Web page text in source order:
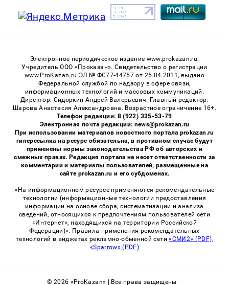
Электронное периодическое издание www.prokazan.ru.
Учредитель ООО «Проказан». Cвидетельство о регистрации
www.ProKazan.ru ЭЛ № ФС77-44757 от 25.04.2011, выдано
Федеральной службой по надзору в сфере связи,
информационных технологий и массовых коммуникаций.
Директор: Сидоркин Андрей Валерьевич. Главный редактор:
Шарова Анастасия Александровна. Возрастное ограничение 16+.
Телефон редакции: 8 (922) 335-53-79
Электронная почта редакции: news@prokazan.ru
При использовании материалов новостного портала prokazan.ru
гиперссылка на ресурс обязательна, в противном случае будут
применены нормы законодательства РФ об авторских и
смежных правах. Редакция портала не несет ответственности за
комментарии и материалы пользователей, размещенные на
сайте prokazan.ru и его субдоменах.
«На информационном ресурсе применяются рекомендательные
технологии (информационные технологии предоставления
информации на основе сбора, систематизации и анализа
сведений, относящихся к предпочтениям пользователей сети
«Интернет», находящихся на территории Российской
Федерации)». Правила применения рекомендательных
технологий в виджетах рекламно-обменной сети«СМИ2» (PDF),
«Sparrow» (PDF)
© 2026 «ProKazan» | Все права защищены